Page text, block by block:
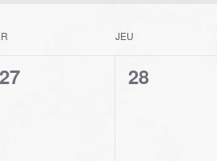
JEU
0
27
0
28